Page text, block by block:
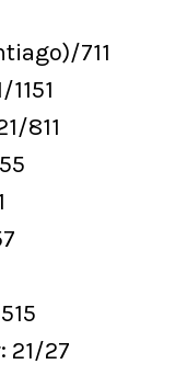
711
1151
811
21/27